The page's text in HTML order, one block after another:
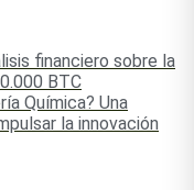
financiero sobre la
BTC
Química? Una
la innovación